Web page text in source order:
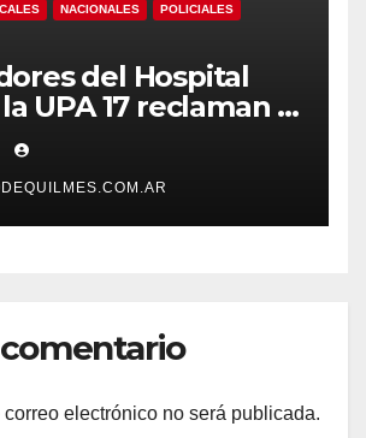
NACIONALES POLICIALES
del Hospital
UPA 17 reclaman el
de becarios y
electrónico no será publicada.